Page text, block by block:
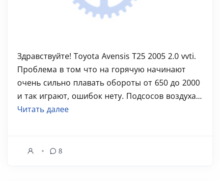
Здравствуйте! Toyota Avensis T25 2005 2.0 vvti.
Проблема в том что на горячую начинают
очень сильно плавать обороты от 650 до 2000
и так играют, ошибок нету. Подсосов воздуха...
Читать далее
8